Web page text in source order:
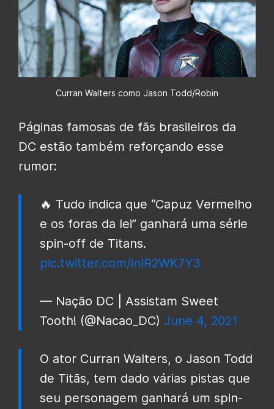
Curran Walters como Jason Todd/Robin
Páginas famosas de fãs brasileiros da
DC estão também reforçando esse
rumor:
🔥 Tudo indica que “Capuz Vermelho
e os foras da lei” ganhará uma série
spin-off de Titans.
pic.twitter.com/inIR2WK7Y3
— Nação DC | Assistam Sweet
Tooth! (@Nacao_DC) June 4, 2021
O ator Curran Walters, o Jason Todd
de Titãs, tem dado várias pistas que
seu personagem ganhará um spin-